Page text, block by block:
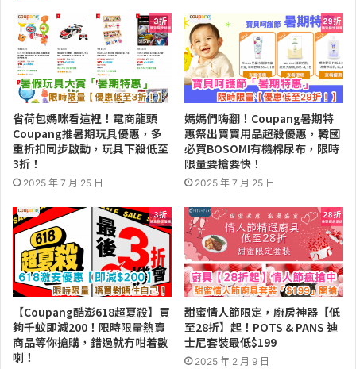
省荷包媽咪看這裡！電商龍頭
Coupang推暑期玩具優惠，多
重折扣同步啟動，玩具下殺低至
3折！
2025 年 7 月 25 日
媽媽們嗨翻！Coupang暑期特
惠祭出寶寶用品超殺優惠，韓國
必買BOSOMI有機棉尿布，限時
限量要搶要快！
2025 年 7 月 25 日
【Coupang酷澎618超夏殺】買
夠千蚊即減200！限時限量熱賣
商品等你搶購，錯過就冇咁着數
喇！
甜蜜情人節限定，廚房神器【低
至28折】起！POTS & PANS 迪
士尼套裝最低$199
2025 年 2 月 9 日